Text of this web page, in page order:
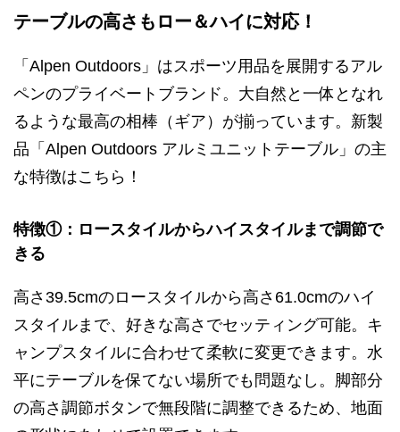
テーブルの高さもロー＆ハイに対応！
「Alpen Outdoors」はスポーツ用品を展開するアル
ペンのプライベートブランド。大自然と一体となれ
るような最高の相棒（ギア）が揃っています。新製
品「Alpen Outdoors アルミユニットテーブル」の主
な特徴はこちら！
特徴①：ロースタイルからハイスタイルまで調節で
きる
高さ39.5cmのロースタイルから高さ61.0cmのハイ
スタイルまで、好きな高さでセッティング可能。キ
ャンプスタイルに合わせて柔軟に変更できます。水
平にテーブルを保てない場所でも問題なし。脚部分
の高さ調節ボタンで無段階に調整できるため、地面